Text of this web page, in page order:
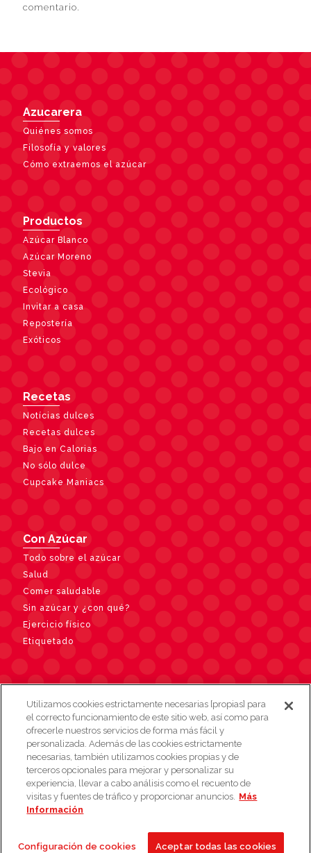
comentario.
Azucarera
Quiénes somos
Filosofía y valores
Cómo extraemos el azúcar
Productos
Azúcar Blanco
Azúcar Moreno
Stevia
Ecológico
Invitar a casa
Repostería
Exóticos
Recetas
Notícias dulces
Recetas dulces
Bajo en Calorias
No sólo dulce
Cupcake Maniacs
Con Azúcar
Todo sobre el azúcar
Salud
Comer saludable
Sin azúcar y ¿con qué?
Ejercicio físico
Etiquetado
Contacto
Mapa Web Aviso Legal
Política de cookies
Aviso de privacidad
© 2026 Azucarera
Utilizamos cookies estrictamente necesarias [propias] para
el correcto funcionamiento de este sitio web, así como para
ofrecerle nuestros servicios de forma más fácil y
personalizada. Además de las cookies estrictamente
necesarias, también utilizamos cookies propias y de
terceros opcionales para mejorar y personalizar su
experiencia, llevar a cabo análisis como el recuento de
visitas y fuentes de tráfico y proporcionar anuncios. Más
Información
Configuración de cookies Aceptar todas las cookies